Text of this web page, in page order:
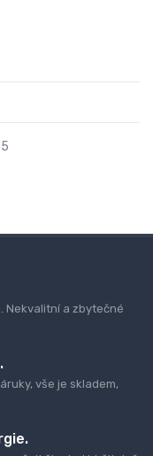
Nekvalitní a zbytečné
vše je skladem,